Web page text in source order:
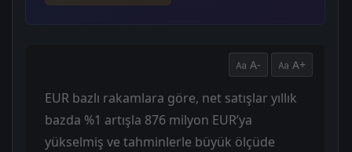
A- A+
EUR bazlı rakamlara göre, net satışlar yıllık
bazda %1 artışla 876 milyon EUR’ya
yükselmiş ve tahminlerle büyük ölçüde